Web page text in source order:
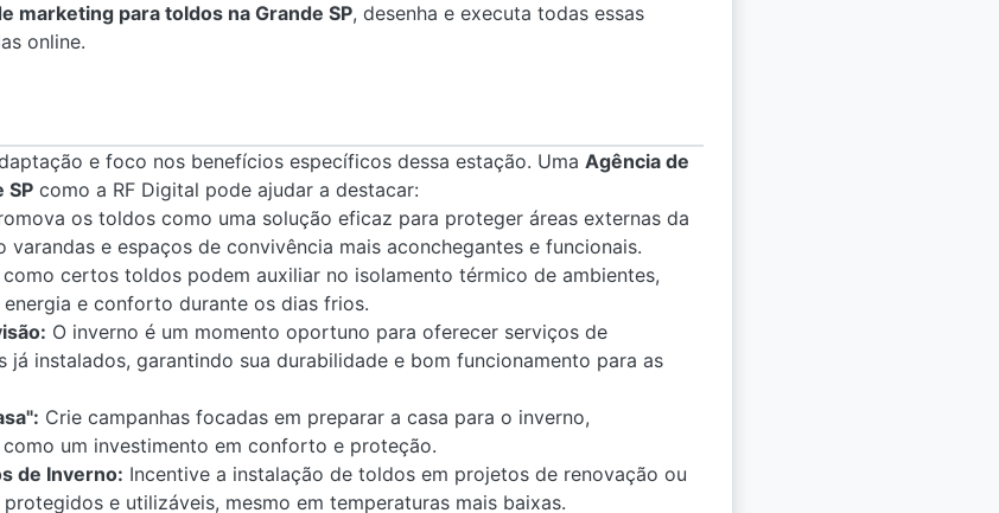
marketing para toldos na Grande SP, desenha e executa todas essas
online.
e foco nos benefícios específicos dessa estação. Uma Agência de
SP como a RF Digital pode ajudar a destacar:
os toldos como uma solução eficaz para proteger áreas externas da
e espaços de convivência mais aconchegantes e funcionais.
como certos toldos podem auxiliar no isolamento térmico de ambientes,
e conforto durante os dias frios.
O inverno é um momento oportuno para oferecer serviços de
já instalados, garantindo sua durabilidade e bom funcionamento para as
Crie campanhas focadas em preparar a casa para o inverno,
um investimento em conforto e proteção.
de Inverno: Incentive a instalação de toldos em projetos de renovação ou
e utilizáveis, mesmo em temperaturas mais baixas.